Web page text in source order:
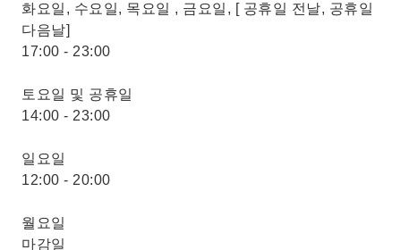
화요일, 수요일, 목요일 , 금요일, [ 공휴일 전날, 공휴일
다음날]
17:00 - 23:00
토요일 및 공휴일
14:00 - 23:00
일요일
12:00 - 20:00
월요일
마감일